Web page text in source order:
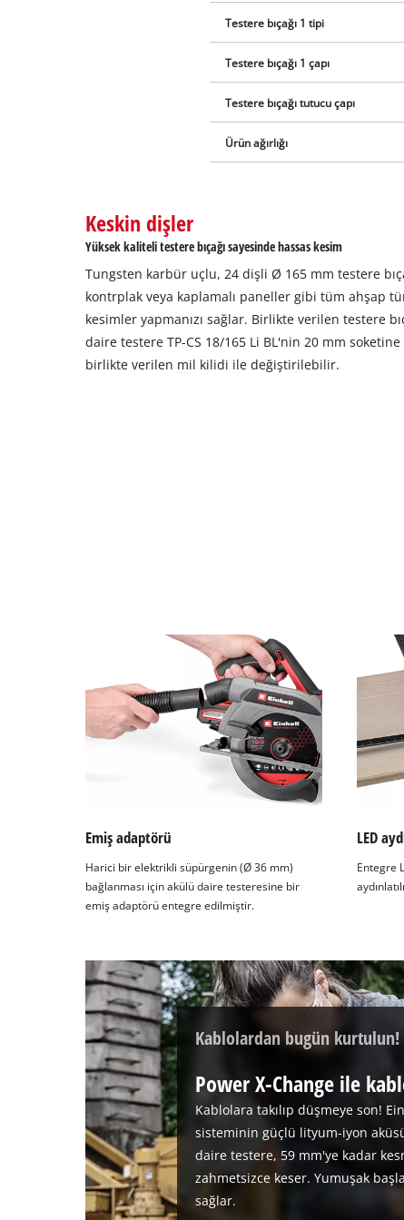
Testere bıçağı 1 tipi
Testere bıçağı 1 çapı
Testere bıçağı tutucu çapı
Ürün ağırlığı
Keskin dişler
Yüksek kaliteli testere bıçağı sayesinde hassas kesim
Tungsten karbür uçlu, 24 dişli Ø 165 mm testere
kontrplak veya kaplamalı paneller gibi tüm ahşap
kesimler yapmanızı sağlar. Birlikte verilen testere
daire testere TP-CS 18/165 Li BL'nin 20 mm soketine
birlikte verilen mil kilidi ile değiştirilebilir.
Emiş adaptörü
Harici bir elektrikli süpürgenin (Ø 36 mm)
bağlanması için akülü daire testeresine bir
emiş adaptörü entegre edilmiştir.
LED
Entegre
Kablolardan bugün kurtulun!
Power X-Change ile
Kablolara takılıp düşmeye son!
sisteminin güçlü lityum-iyon
daire testere, 59 mm'ye kadar
zahmetsizce keser. Yumuşak
sağlar.